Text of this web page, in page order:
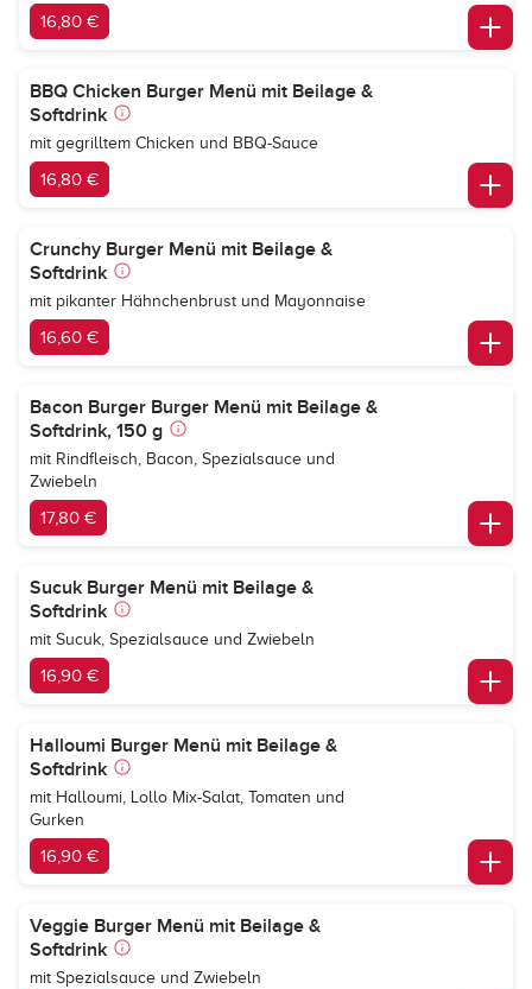
16,80 €
BBQ Chicken Burger Menü mit Beilage &
Softdrink
mit gegrilltem Chicken und BBQ-Sauce
16,80 €
Crunchy Burger Menü mit Beilage &
Softdrink
mit pikanter Hähnchenbrust und Mayonnaise
16,60 €
Bacon Burger Burger Menü mit Beilage &
Softdrink, 150 g
mit Rindfleisch, Bacon, Spezialsauce und
Zwiebeln
17,80 €
Sucuk Burger Menü mit Beilage &
Softdrink
mit Sucuk, Spezialsauce und Zwiebeln
16,90 €
Halloumi Burger Menü mit Beilage &
Softdrink
mit Halloumi, Lollo Mix-Salat, Tomaten und
Gurken
16,90 €
Veggie Burger Menü mit Beilage &
Softdrink
mit Spezialsauce und Zwiebeln